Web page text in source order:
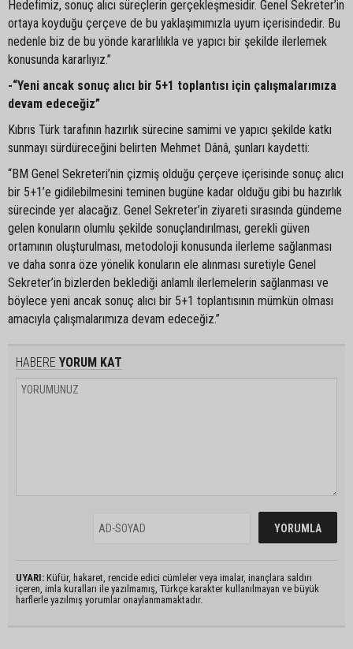
Hedefimiz, sonuç alıcı süreçlerin gerçekleşmesidir. Genel Sekreter’in
ortaya koyduğu çerçeve de bu yaklaşımımızla uyum içerisindedir. Bu
nedenle biz de bu yönde kararlılıkla ve yapıcı bir şekilde ilerlemek
konusunda kararlıyız.”
-“Yeni ancak sonuç alıcı bir 5+1 toplantısı için çalışmalarımıza
devam edeceğiz”
Kıbrıs Türk tarafının hazırlık sürecine samimi ve yapıcı şekilde katkı
sunmayı sürdüreceğini belirten Mehmet Dânâ, şunları kaydetti:
“BM Genel Sekreteri’nin çizmiş olduğu çerçeve içerisinde sonuç alıcı
bir 5+1’e gidilebilmesini teminen bugüne kadar olduğu gibi bu hazırlık
sürecinde yer alacağız. Genel Sekreter’in ziyareti sırasında gündeme
gelen konuların olumlu şekilde sonuçlandırılması, gerekli güven
ortamının oluşturulması, metodoloji konusunda ilerleme sağlanması
ve daha sonra öze yönelik konuların ele alınması suretiyle Genel
Sekreter’in bizlerden beklediği anlamlı ilerlemelerin sağlanması ve
böylece yeni ancak sonuç alıcı bir 5+1 toplantısının mümkün olması
amacıyla çalışmalarımıza devam edeceğiz.”
HABERE YORUM KAT
UYARI: Küfür, hakaret, rencide edici cümleler veya imalar, inançlara saldırı
içeren, imla kuralları ile yazılmamış, Türkçe karakter kullanılmayan ve büyük
harflerle yazılmış yorumlar onaylanmamaktadır.